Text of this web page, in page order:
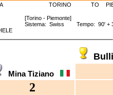
TORINO TO
[Torino - Piemonte]
Sistema: Swiss Tempo: 90' +
Mina Tiziano
2